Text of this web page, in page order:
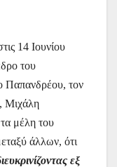
14 Ιουνίου
του
Παπανδρέου, τον
Μιχάλη
μέλη του
άλλων, ότι
εξ